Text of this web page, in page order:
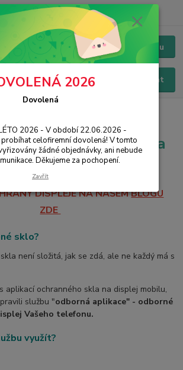
Menu
Hledat
7
tvrzeného skla
SHLÉDNOUT NOVÝ ČLÁNEK
DISPLEJE NA NAŠEMBLOGU
ZDE
sklo?
není složitá, jak se zdá, ale ne každý má s
aplikací ochranného skla na displej mobilu,
službu "odborná aplikace" - odborné
Vašeho telefonu.
využít?
2026
Dovolená
2026 - V období 22.06.2026 -
celofiremní dovolená! V tomto
žádné objednávky, ani nebude
Děkujeme za pochopení.
Zavřít